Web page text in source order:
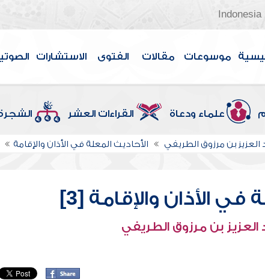
Indonesia
موسوعات مقالات الفتوى الاستشارات
علماء ودعاة القراءات العشر
العزيز بن مرزوق الطريفي الأحاديث المعلة في الأذان والإقامة
في الأذان والإقامة [3]
بن مرزوق الطريفي